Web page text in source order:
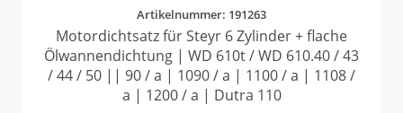
Artikelnummer: 191263
Motordichtsatz für Steyr 6 Zylinder + flache
Ölwannendichtung | WD 610t / WD 610.40 / 43
/ 44 / 50 || 90 / a | 1090 / a | 1100 / a | 1108 /
a | 1200 / a | Dutra 110